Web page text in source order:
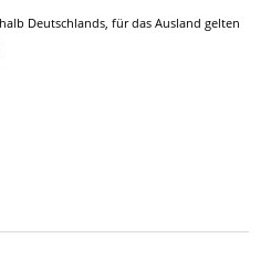
Deutschlands, für das Ausland gelten